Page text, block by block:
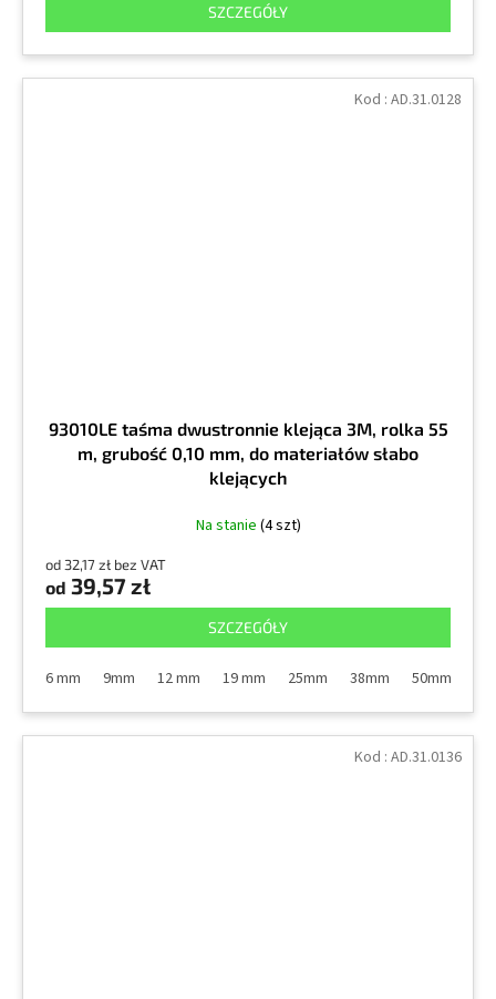
SZCZEGÓŁY
93010LE taśma dwustronnie klejąca 3M, rolka 55
m, grubość 0,10 mm, do materiałów słabo
klejących
Na stanie (4 szt)
od 32,17 zł bez VAT
od 39,57 zł
SZCZEGÓŁY
6 mm 9mm 12 mm 19 mm 25mm 38mm 50mm
Kod : AD.31.0128
Kod : AD.31.0136